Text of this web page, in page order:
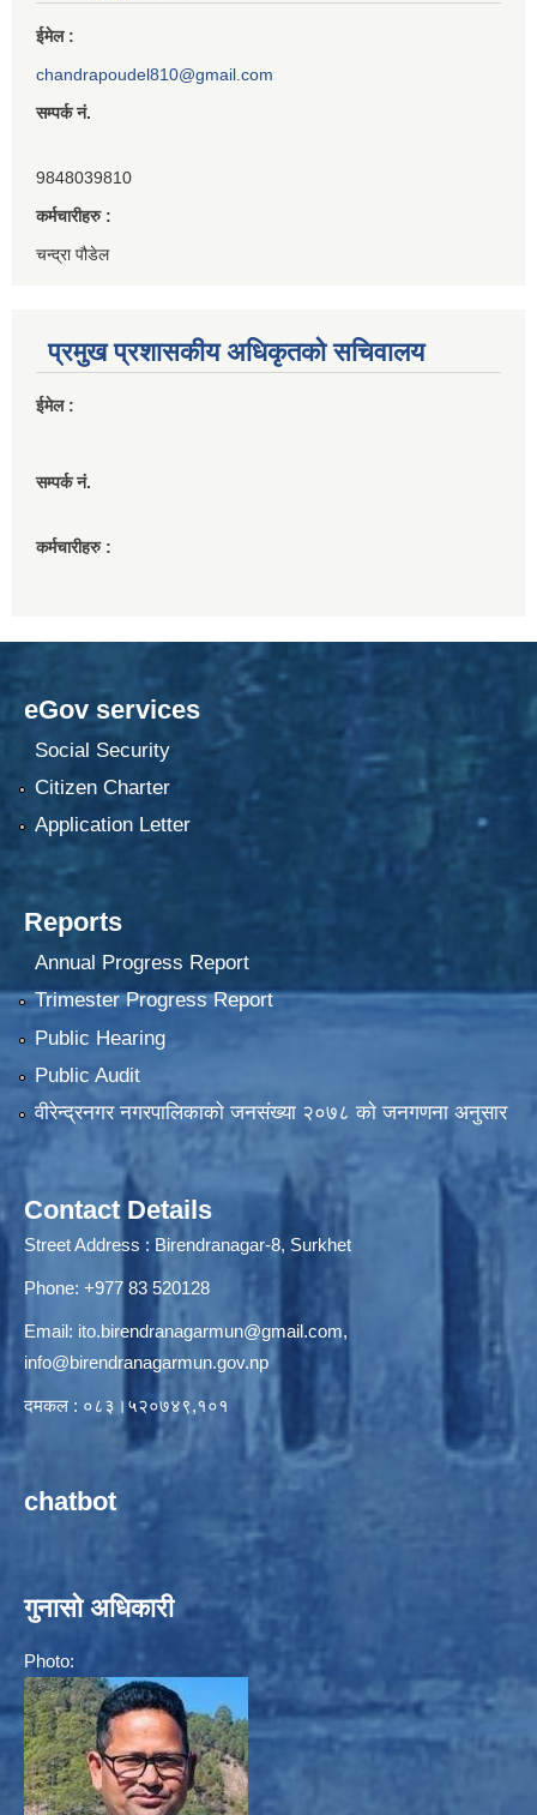
ईमेल :
chandrapoudel810@gmail.com
सम्पर्क नं.
9848039810
कर्मचारीहरु :
चन्द्रा पौडेल
प्रमुख प्रशासकीय अधिकृतको सचिवालय
ईमेल :
सम्पर्क नं.
कर्मचारीहरु :
eGov services
Social Security
Citizen Charter
Application Letter
Reports
Annual Progress Report
Trimester Progress Report
Public Hearing
Public Audit
वीरेन्द्रनगर नगरपालिकाकाे जनसंख्या २०७८ काे जनगणना अनुसार
Contact Details
Street Address : Birendranagar-8, Surkhet
Phone: +977 83 520128
Email: ito.birendranagarmun@gmail.com,
info@birendranagarmun.gov.np
दमकल : ०८३।५२०७४९,१०१
chatbot
गुनासो अधिकारी
Photo: